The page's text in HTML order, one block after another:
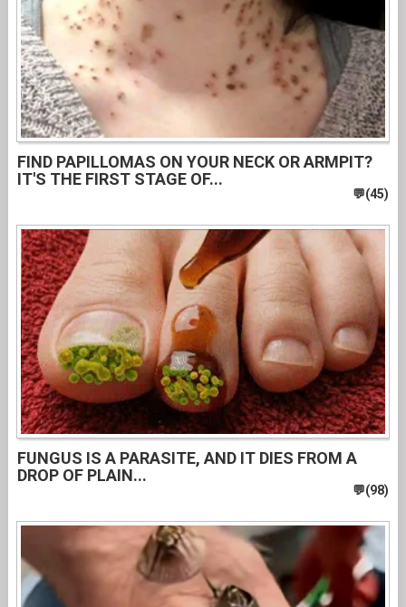
FIND PAPILLOMAS ON YOUR NECK OR ARMPIT?
IT'S THE FIRST STAGE OF...
FUNGUS IS A PARASITE, AND IT DIES FROM A
DROP OF PLAIN...